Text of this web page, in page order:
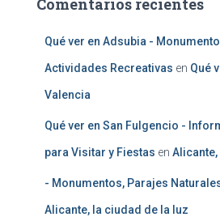
Comentarios recientes
Qué ver en Adsubia -
Actividades Recreativas en Qué
Valencia
Qué ver en San Fulgencio -
para Visitar y Fiestas en
- Monumentos, Parajes
Alicante, la ciudad de la luz